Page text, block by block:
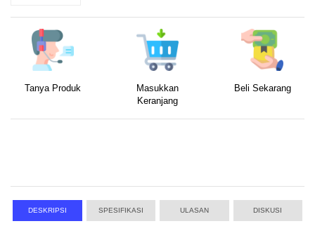
Tanya Produk
Masukkan
Keranjang
Beli Sekarang
DESKRIPSI SPESIFIKASI ULASAN DISKUSI